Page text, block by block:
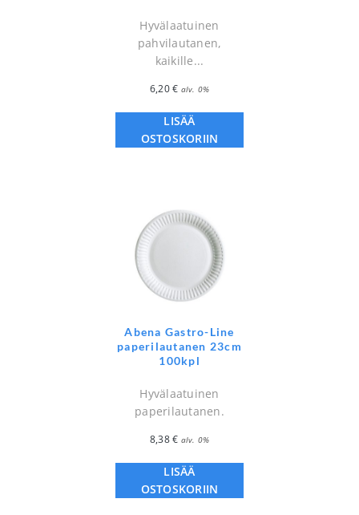
Hyvälaatuinen
pahvilautanen,
kaikille...
6,20€ alv. 0%
LISÄÄ
OSTOSKORIIN
Abena Gastro-Line
paperilautanen 23cm
100kpl
Hyvälaatuinen
paperilautanen.
8,38€ alv. 0%
LISÄÄ
OSTOSKORIIN